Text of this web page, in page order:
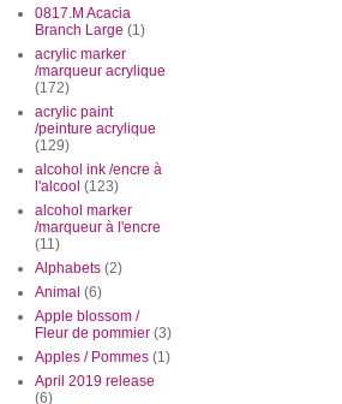
0817.M Acacia
Branch Large (1)
acrylic marker
/marqueur acrylique
(172)
acrylic paint
/peinture acrylique
(129)
alcohol ink /encre à
l'alcool (123)
alcohol marker
/marqueur à l'encre
(11)
Alphabets (2)
Animal (6)
Apple blossom /
Fleur de pommier (3)
Apples / Pommes (1)
April 2019 release
(6)